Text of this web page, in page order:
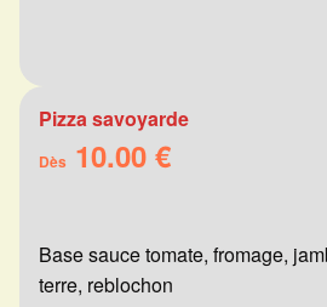
Pizza savoyarde
Dès 10.00 €
Base sauce tomate, fromage,
terre, reblochon